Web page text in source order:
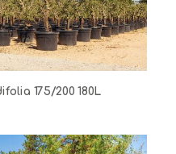
175/200 180L